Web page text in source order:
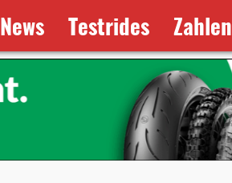
News Testrides Zahlen